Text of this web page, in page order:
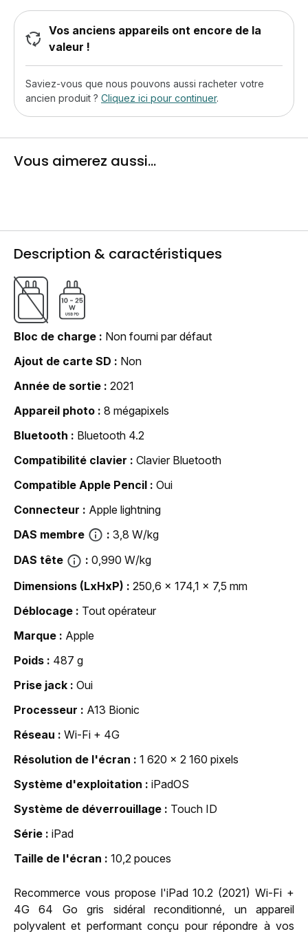
Vos anciens appareils ont encore de la
valeur !
Saviez-vous que nous pouvons aussi racheter votre
ancien produit ? Cliquez ici pour continuer.
Vous aimerez aussi...
Description & caractéristiques
Bloc de charge
Non fourni par défaut
Ajout de carte SD
Non
Année de sortie
2021
Appareil photo
8 mégapixels
Bluetooth
Bluetooth 4.2
Compatibilité clavier
Clavier Bluetooth
Compatible Apple Pencil
Oui
Connecteur
Apple lightning
DAS membre
3,8 W/kg
DAS tête
0,990 W/kg
Dimensions (LxHxP)
250,6 x 174,1 x 7,5 mm
Déblocage
Tout opérateur
Marque
Apple
Poids
487 g
Prise jack
Oui
Processeur
A13 Bionic
Réseau
Wi-Fi + 4G
Résolution de l'écran
1 620 x 2 160 pixels
Système d'exploitation
iPadOS
Système de déverrouillage
Touch ID
Série
iPad
Taille de l'écran
10,2 pouces
Recommerce vous propose l'iPad 10.2 (2021) Wi-Fi +
4G 64 Go gris sidéral reconditionné, un appareil
polyvalent et performant conçu pour répondre à vos